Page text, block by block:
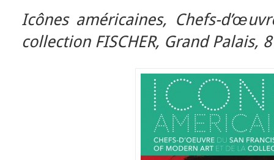
Icônes américaines, Chefs-
collection FISCHER, Grand Palais,